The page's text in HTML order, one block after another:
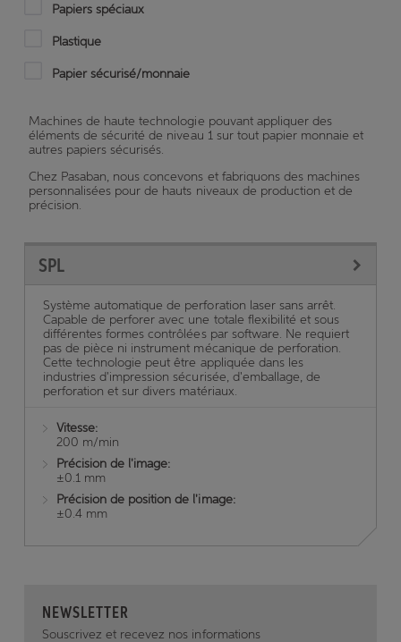
Papiers spéciaux
Plastique
Papier sécurisé/monnaie
Machines de haute technologie pouvant appliquer des
éléments de sécurité de niveau 1 sur tout papier monnaie et
autres papiers sécurisés.
Chez Pasaban, nous concevons et fabriquons des machines
personnalisées pour de hauts niveaux de production et de
précision.
SPL
Système automatique de perforation laser sans arrêt.
Capable de perforer avec une totale flexibilité et sous
différentes formes contrôlées par software. Ne requiert
pas de pièce ni instrument mécanique de perforation.
Cette technologie peut être appliquée dans les
industries d'impression sécurisée, d'emballage, de
perforation et sur divers matériaux.
Vitesse:
200 m/min
Précision de l'image:
±0.1 mm
Précision de position de l'image:
±0.4 mm
NEWSLETTER
Souscrivez et recevez nos informations